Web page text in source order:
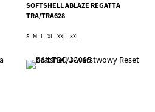
SOFTSHELL ABLAZE REGATTA
TRA/TRA628
S M L XL XXL 3XL